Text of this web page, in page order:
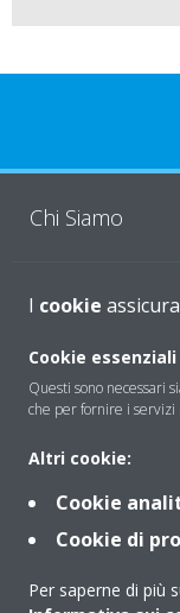
Chi Siamo
Soluzioni
Contattaci
Periodo di supporto
Politica di
Gruppo Daikin
I cookie
Cookie
Questi sono necessari
che per fornire i servizi
Altri cookie:
Cookie
Cookie di
Per saperne di più